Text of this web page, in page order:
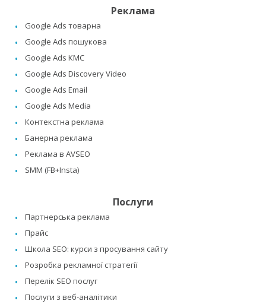
Реклама
Google Ads товарна
Google Ads пошукова
Google Ads КМС
Google Ads Discovery Video
Google Ads Email
Google Ads Media
Контекстна реклама
Банерна реклама
Реклама в AVSEO
SMM (FB+Insta)
Послуги
Партнерська реклама
Прайс
Школа SEO: курси з просування сайту
Розробка рекламної стратегії
Перелік SEO послуг
Послуги з веб-аналітики